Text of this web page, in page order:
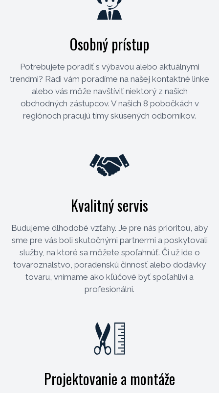
Osobný prístup
Potrebujete poradiť s výbavou alebo aktuálnymi
trendmi? Radi vám poradíme na našej kontaktné linke
alebo vás môže navštíviť niektorý z našich
obchodných zástupcov. V našich 8 pobočkách v
regiónoch pracujú tímy skúsených odborníkov.
Kvalitný servis
Budujeme dlhodobé vzťahy. Je pre nás prioritou, aby
sme pre vás boli skutočnými partnermi a poskytovali
služby, na ktoré sa môžete spoľahnúť. Či už ide o
tovaroznalstvo, poradenskú činnosť alebo dodávky
tovaru, vnímame ako kľúčové byť spoľahliví a
profesionálni.
Projektovanie a montáže